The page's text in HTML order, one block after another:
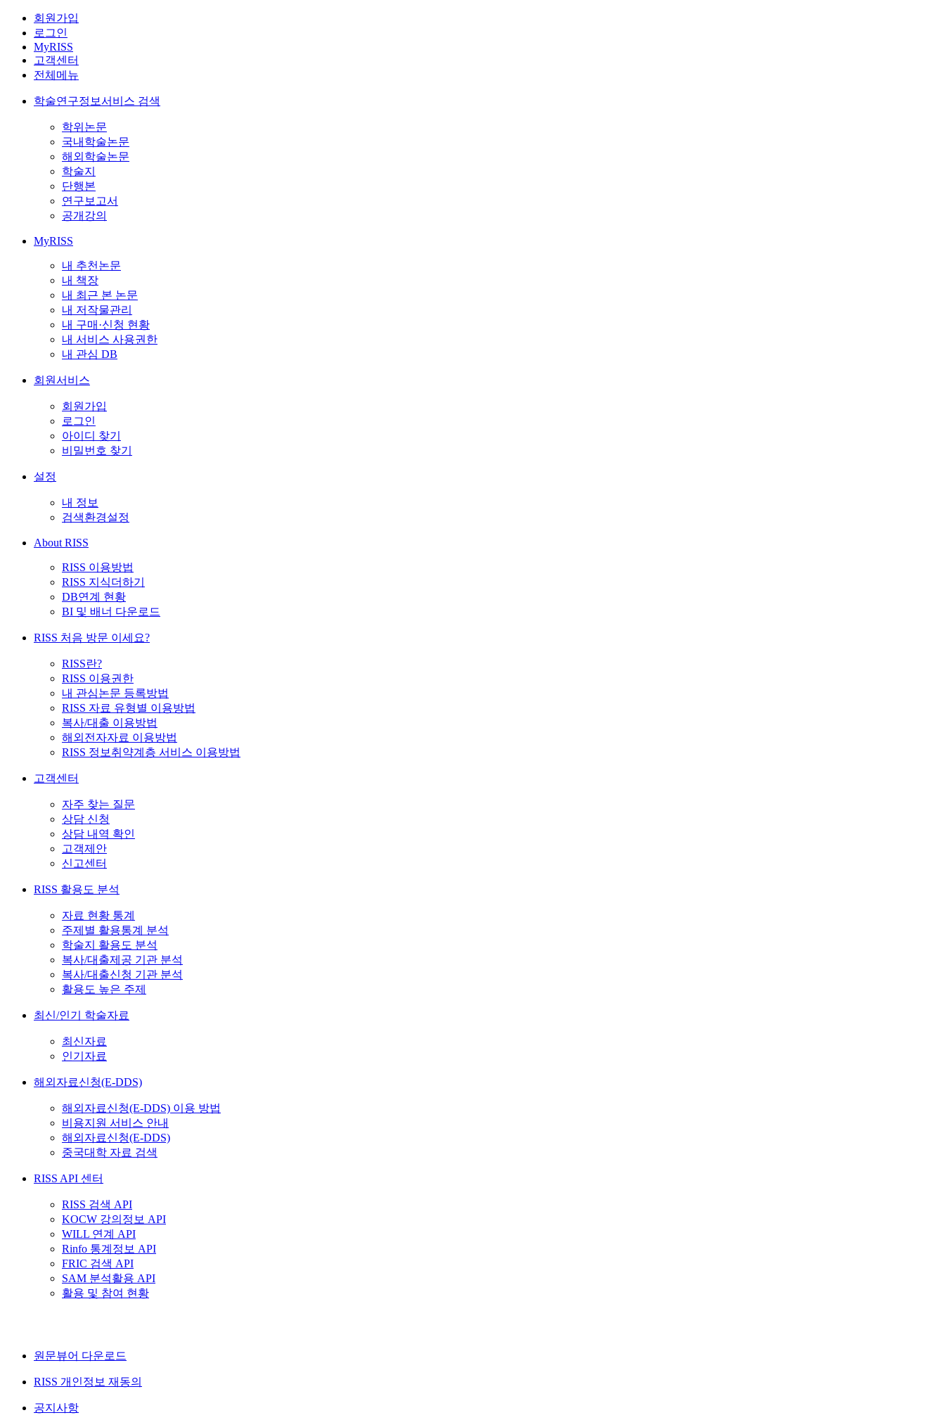
회원가입
로그인
MyRISS
고객센터
전체메뉴
학술연구정보서비스 검색
학위논문
국내학술논문
해외학술논문
학술지
단행본
연구보고서
공개강의
MyRISS
내 추천논문
내 책장
내 최근 본 논문
내 저작물관리
내 구매·신청 현황
내 서비스 사용권한
내 관심 DB
회원서비스
회원가입
로그인
아이디 찾기
비밀번호 찾기
설정
내 정보
검색환경설정
About RISS
RISS 이용방법
RISS 지식더하기
DB연계 현황
BI 및 배너 다운로드
RISS 처음 방문 이세요?
RISS란?
RISS 이용권한
내 관심논문 등록방법
RISS 자료 유형별 이용방법
복사/대출 이용방법
해외전자자료 이용방법
RISS 정보취약계층 서비스 이용방법
고객센터
자주 찾는 질문
상담 신청
상담 내역 확인
고객제안
신고센터
RISS 활용도 분석
자료 현황 통계
주제별 활용통계 분석
학술지 활용도 분석
복사/대출제공 기관 분석
복사/대출신청 기관 분석
활용도 높은 주제
최신/인기 학술자료
최신자료
인기자료
해외자료신청(E-DDS)
해외자료신청(E-DDS) 이용 방법
비용지원 서비스 안내
해외자료신청(E-DDS)
중국대학 자료 검색
RISS API 센터
RISS 검색 API
KOCW 강의정보 API
WILL 연계 API
Rinfo 통계정보 API
FRIC 검색 API
SAM 분석활용 API
활용 및 참여 현황
원문뷰어 다운로드
RISS 개인정보 재동의
공지사항